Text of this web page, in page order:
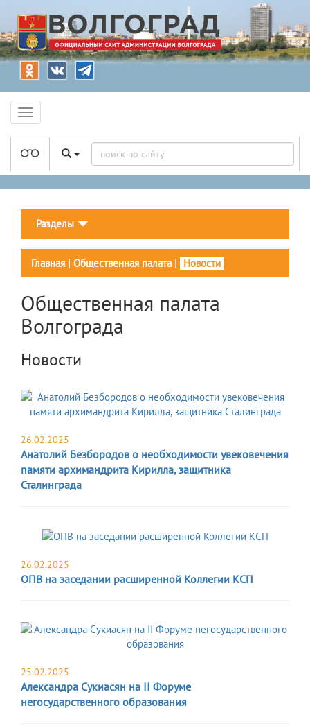
Разделы
Главная | Общественная палата | Новости
Общественная палата
Волгограда
Новости
26.02.2025
Анатолий Безбородов о необходимости увековечения
памяти архимандрита Кирилла, защитника
Сталинграда
26.02.2025
ОПВ на заседании расширенной Коллегии КСП
25.02.2025
Александра Сукиасян на II Форуме
негосударственного образования